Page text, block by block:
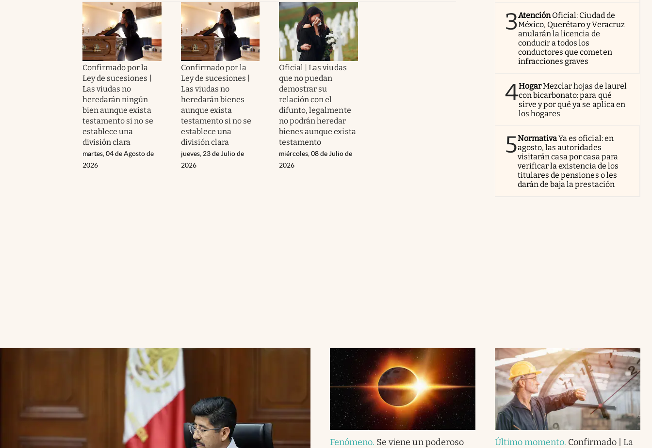
Confirmado por la
Ley de sucesiones |
Las viudas no
heredarán ningún
bien aunque exista
testamento si no se
establece una
división clara
martes, 04 de Agosto de
2026
Confirmado por la
Ley de sucesiones |
Las viudas no
heredarán bienes
aunque exista
testamento si no se
establece una
división clara
jueves, 23 de Julio de
2026
Oficial | Las viudas
que no puedan
demostrar su
relación con el
difunto, legalmente
no podrán heredar
bienes aunque exista
testamento
miércoles, 08 de Julio de
2026
3AtenciónOficial: Ciudad de
México, Querétaro y Veracruz
anularán la licencia de
conducir a todos los
conductores que cometen
infracciones graves
4HogarMezclar hojas de laurel
con bicarbonato: para qué
sirve y por qué ya se aplica en
los hogares
5NormativaYa es oficial: en
agosto, las autoridades
visitarán casa por casa para
verificar la existencia de los
titulares de pensiones o les
darán de baja la prestación
Fenómeno. Se viene un poderoso
Último momento. Confirmado | La